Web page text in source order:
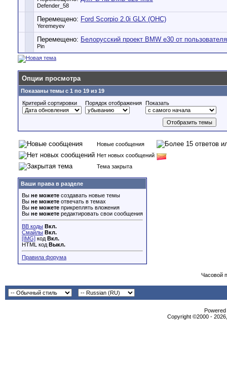
Defender_58
Перемещено: Ford Scorpio 2.0i GLX (OHC)
Yeremeyev
Перемещено: Белорусский проект BMW e30 от
Pin
Опции просмотра
Показаны темы с 1 по 19 из 19
Критерий сортировки
Порядок отображения Показать
Новые сообщения
Нет новых сообщений
Тема закрыта
Ваши права в разделе
Вы не можете создавать новые темы
Вы не можете отвечать в темах
Вы не можете прикреплять вложения
Вы не можете редактировать свои сообщения
BB коды Вкл.
Смайлы Вкл.
[IMG] код Вкл.
HTML код Выкл.
Правила форума
Часовой
Copyright ©2000 -